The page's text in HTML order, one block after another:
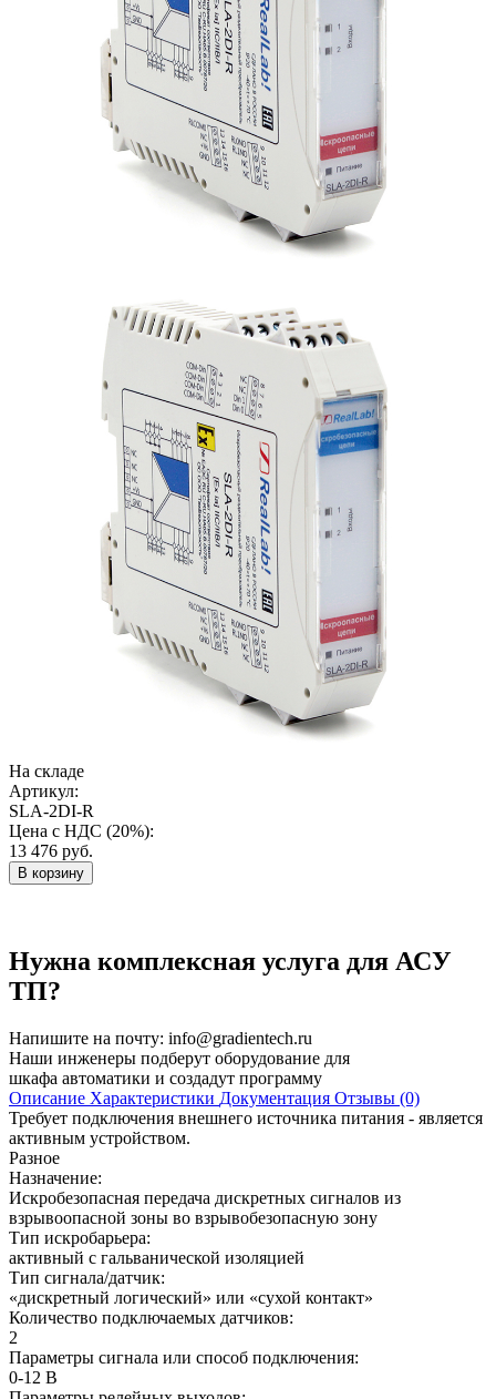
На складе
Артикул:
SLA-2DI-R
Цена с НДС (20%):
13 476 руб.
В корзину
Нужна комплексная услуга для АСУ
ТП?
Напишите на почту: info@gradientech.ru
Наши инженеры подберут оборудование для
шкафа автоматики и создадут программу
Описание Характеристики Документация Отзывы (0)
Требует подключения внешнего источника питания - является
активным устройством.
Разное
Назначение:
Искробезопасная передача дискретных сигналов из
взрывоопасной зоны во взрывобезопасную зону
Тип искробарьера:
активный с гальванической изоляцией
Тип сигнала/датчик:
«дискретный логический» или «сухой контакт»
Количество подключаемых датчиков:
2
Параметры сигнала или способ подключения:
0-12 В